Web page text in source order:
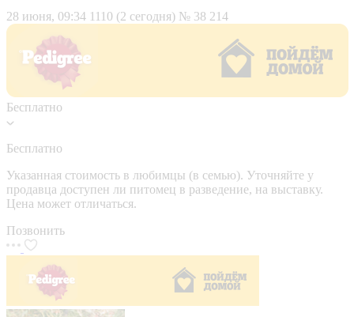
28 июня, 09:34 1110 (2 сегодня) № 38 214
Бесплатно
Бесплатно
Указанная стоимость в любимцы (в семью). Уточняйте у
продавца доступен ли питомец в разведение, на выставку.
Цена может отличаться.
Позвонить